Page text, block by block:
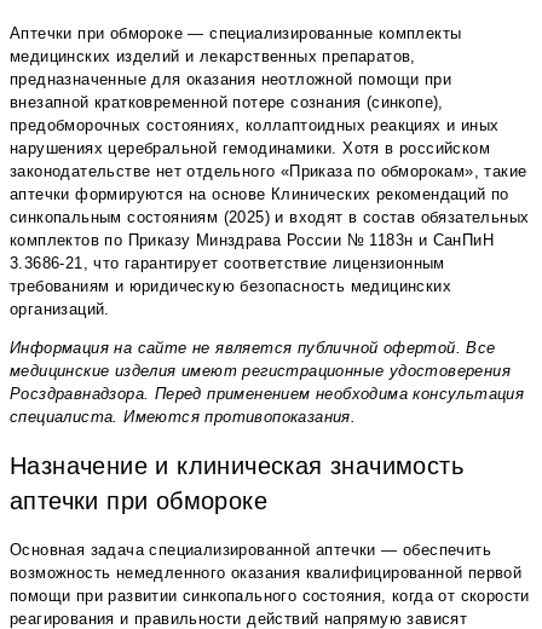
Аптечки при обмороке — специализированные комплекты
медицинских изделий и лекарственных препаратов,
предназначенные для оказания неотложной помощи при
внезапной кратковременной потере сознания (синкопе),
предобморочных состояниях, коллаптоидных реакциях и иных
нарушениях церебральной гемодинамики. Хотя в российском
законодательстве нет отдельного «Приказа по обморокам», такие
аптечки формируются на основе Клинических рекомендаций по
синкопальным состояниям (2025) и входят в состав обязательных
комплектов по Приказу Минздрава России № 1183н и СанПиН
3.3686-21, что гарантирует соответствие лицензионным
требованиям и юридическую безопасность медицинских
организаций.
Информация на сайте не является публичной офертой. Все
медицинские изделия имеют регистрационные удостоверения
Росздравнадзора. Перед применением необходима консультация
специалиста. Имеются противопоказания.
Назначение и клиническая значимость
аптечки при обмороке
Основная задача специализированной аптечки — обеспечить
возможность немедленного оказания квалифицированной первой
помощи при развитии синкопального состояния, когда от скорости
реагирования и правильности действий напрямую зависят